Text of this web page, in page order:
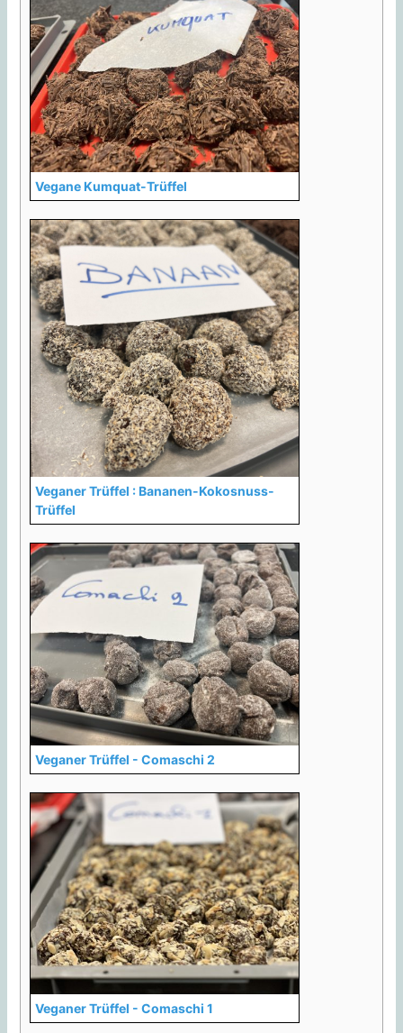
Vegane Kumquat-Trüffel
Veganer Trüffel : Bananen-Kokosnuss-
Trüffel
Veganer Trüffel - Comaschi 2
Veganer Trüffel - Comaschi 1